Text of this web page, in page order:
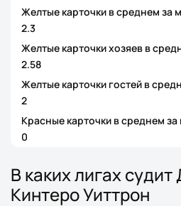
Желтые карточки в среднем за
2.3
Желтые карточки хозяев в
2.58
Желтые карточки гостей в
2
Красные карточки в среднем за
0
В каких лигах
Кинтеро Уиттрон